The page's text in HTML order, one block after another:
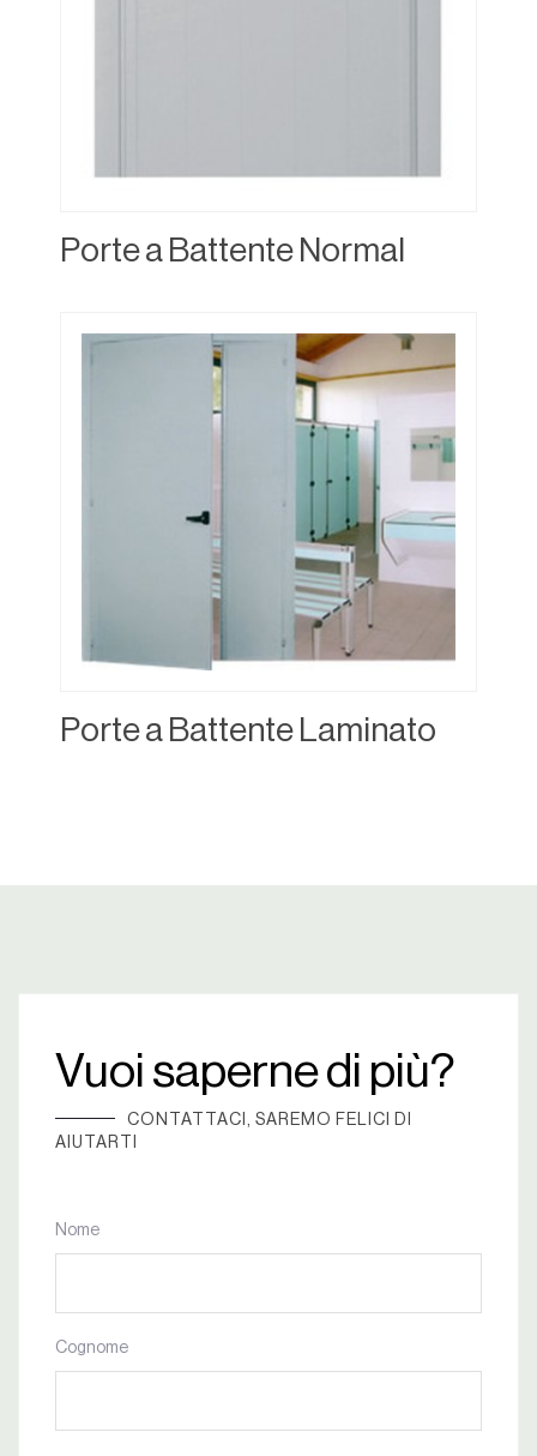
Porte a Battente Normal
Porte a Battente Laminato
Vuoi saperne di più?
CONTATTACI, SAREMO FELICI DI
AIUTARTI
Nome
Cognome